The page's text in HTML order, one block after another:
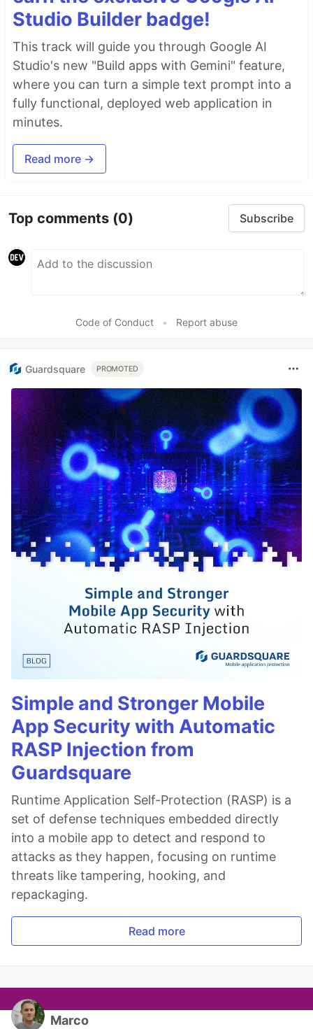
Studio Builder badge!
This track will guide you through Google AI
Studio's new "Build apps with Gemini" feature,
where you can turn a simple text prompt into a
fully functional, deployed web application in
minutes.
Read more →
Top comments (0) Subscribe
Code of Conduct • Report abuse
Guardsquare PROMOTED
Simple and Stronger Mobile
App Security with Automatic
RASP Injection from
Guardsquare
Runtime Application Self-Protection (RASP) is a
set of defense techniques embedded directly
into a mobile app to detect and respond to
attacks as they happen, focusing on runtime
threats like tampering, hooking, and
repackaging.
Read more
Marco